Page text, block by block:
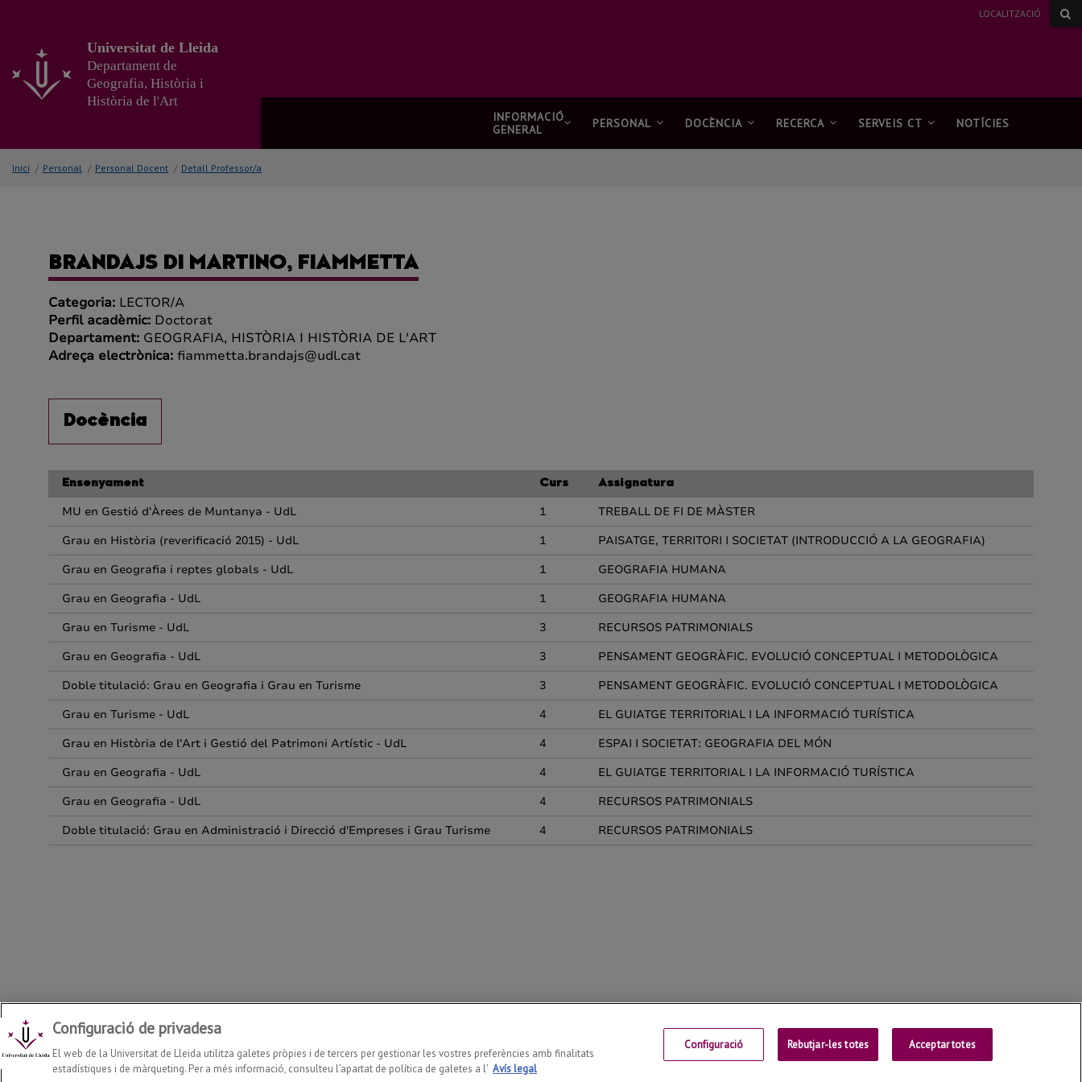
principal
LOCALITZACIÓ
Universitat de Lleida
Departament de
Geografia, Història i
Història de l'Art
INFORMACIÓ
GENERAL
PERSONAL DOCÈNCIA RECERCA SERVEIS CT NOTÍCIES
Inici / Personal / Personal Docent / Detall Professor/a
Departament de Geografia, Història i Història de l'Art 2026© | Telf: +34 973 702131 Contactar Universitat de Lleida
Configuració de privadesa
El web de la Universitat de Lleida utilitza galetes pròpies i de tercers per gestionar les vostres preferències amb finalitats
estadístiques i de màrqueting. Per a més informació, consulteu l’apartat de política de galetes a l' Avís legal
Configuració Rebutjar-les totes Acceptar totes